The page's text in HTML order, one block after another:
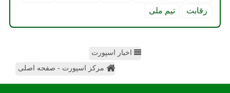
رقابت
تیم ملی
اخبار اسپورت
مرکز اسپورت - صفحه اصلی